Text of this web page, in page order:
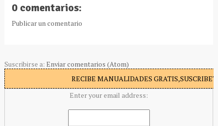
0 comentarios:
Publicar un comentario
Suscribirse a: Enviar comentarios (Atom)
RECIBE MANUALIDADES
Enter your email address: